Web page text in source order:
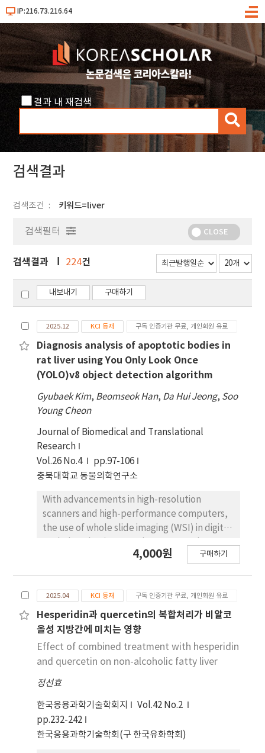
IP:216.73.216.64
메
결과 내 재검색
검
색
검색결과
검색조건 키워드=liver
검색필터 CLOSE
검색결과 224건
내보내기 구매하기
2025.12 KCI 등재 구독 인증기관 무료, 개인회원 유료
Diagnosis analysis of apoptotic bodies in
rat liver using You Only Look Once
(YOLO)v8 object detection algorithm
Gyubaek Kim, Beomseok Han, Da Hui Jeong, Soo
Young Cheon
Journal of Biomedical and Translational
Research
Vol.26 No.4
pp.97-106
충북대학교 동물의학연구소
With advancements in high-resolution
scanners and high-performance computers,
the use of whole slide imaging (WSI) in digital
slides and stores them in digital format,
pathology review and peer review.
Additionally, with the development of
artificial intelligence, research using deep
learning models in pathology has become
more widespread. In this study, the You Only
Look Once (YOLO)v8 model was used to train
artificial intelligence to detect apoptotic
bodies commonly observed in rodent livers. A
apoptotic bodies were collected and
followed by labeling and data augmentation
4,000원 구매하기
2025.04 KCI 등재 구독 인증기관 무료, 개인회원 유료
Hesperidin과 quercetin의 복합처리가 비알코
올성 지방간에 미치는 영향
Effect of combined treatment with hesperidin
and quercetin on non-alcoholic fatty liver
정선효
한국응용과학기술학회지
Vol.42 No.2
pp.232-242
한국응용과학기술학회(구 한국유화학회)